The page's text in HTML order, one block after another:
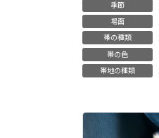
季節
場面
帯の種類
帯の色
帯地の種類